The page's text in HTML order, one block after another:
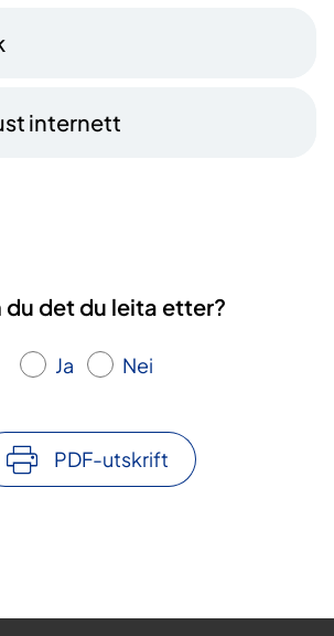
internett
du det du leita etter?
Ja Nei
PDF-utskrift